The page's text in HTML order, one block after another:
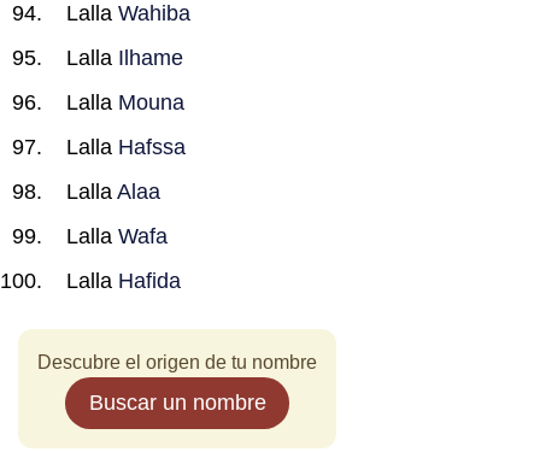
Lalla Wahiba
Lalla Ilhame
Lalla Mouna
Lalla Hafssa
Lalla Alaa
Lalla Wafa
Lalla Hafida
Descubre el origen de tu nombre
Buscar un nombre